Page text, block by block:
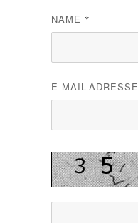
NAME *
E-MAIL-ADRESSE